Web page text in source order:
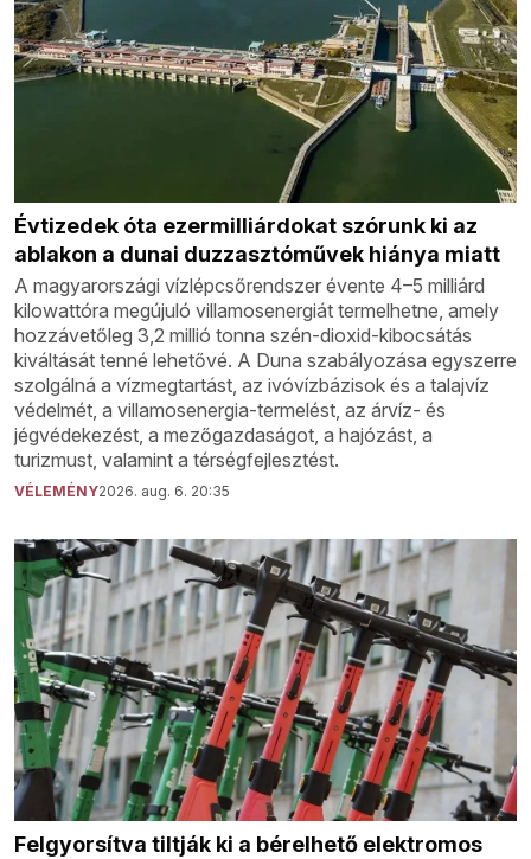
Évtizedek óta ezermilliárdokat szórunk ki az
ablakon a dunai duzzasztóművek hiánya miatt
A magyarországi vízlépcsőrendszer évente 4–5 milliárd
kilowattóra megújuló villamosenergiát termelhetne, amely
hozzávetőleg 3,2 millió tonna szén-dioxid-kibocsátás
kiváltását tenné lehetővé. A Duna szabályozása egyszerre
szolgálná a vízmegtartást, az ivóvízbázisok és a talajvíz
védelmét, a villamosenergia-termelést, az árvíz- és
jégvédekezést, a mezőgazdaságot, a hajózást, a
turizmust, valamint a térségfejlesztést.
VÉLEMÉNY2026. aug. 6. 20:35
Felgyorsítva tiltják ki a bérelhető elektromos